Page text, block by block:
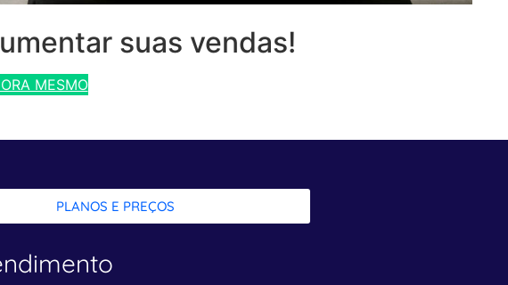
suas vendas!
MESMO
PLANOS E PREÇOS